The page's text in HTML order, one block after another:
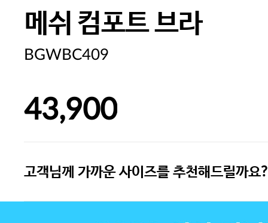
메쉬 컴포트 브라
BGWBC409
43,900
속옷 교체 10% 쿠폰(8.1~31)/7만
고객님께 가까운 사이즈를 추천해드릴까요?